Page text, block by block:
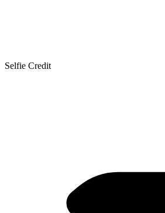
Selfie Credit